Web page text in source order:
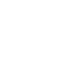
chia đôi, do đó, quá
bị một lõi Cortex-
GHz và bốn lõi